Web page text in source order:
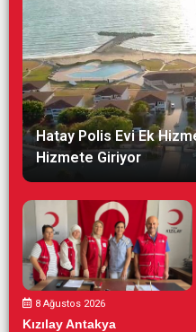
Hatay Polis Evi Ek
Hizmete Giriyor
8 Ağustos 2026
Kızılay Antakya